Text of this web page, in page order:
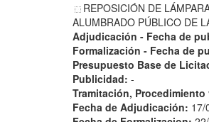
REPOSICIÓN DE
ALUMBRADO PÚBLICO DE
Adjudicación - Fecha de
Formalización - Fecha de
Presupuesto Base de
Publicidad: -
Tramitación,
Fecha de Adjudicación: 17/